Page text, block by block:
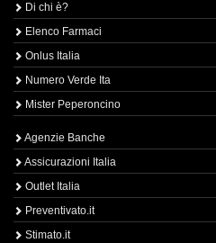
Di chi è?
Elenco Farmaci
Onlus Italia
Numero Verde Ita
Mister Peperoncino
Agenzie Banche
Assicurazioni Italia
Outlet Italia
Preventivato.it
Stimato.it